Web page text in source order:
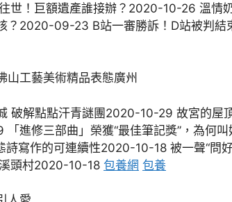
世！巨額遺產誰接辦？2020-10-26 溫
？2020-09-23 B站一審勝訴！D站被判結
山工藝美術精品表態廣州
破解點點汗青謎團2020-10-29 故宮的屋
進修三部曲」榮獲“最佳筆記獎”，為何
寫作的可連續性2020-10-18 被一聲“問
頭村2020-10-18 包養網 包養